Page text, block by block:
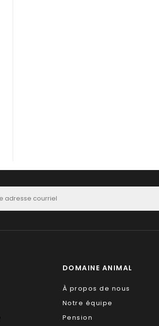
DOMAINE ANIMAL
À propos de nous
Notre équipe
Pension